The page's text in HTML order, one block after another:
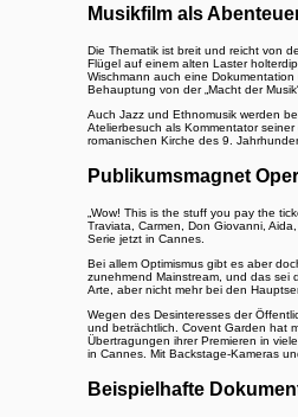
Musikfilm als
Die Thematik ist breit und reicht von
Flügel auf einem alten Laster
Wischmann auch eine
Behauptung von der „Macht der
Auch Jazz und Ethnomusik werden
Atelierbesuch als Kommentator
romanischen Kirche des 9.
Publikumsmagnet Oper
„Wow! This is the stuff you pay the
Traviata, Carmen, Don Giovanni,
Serie jetzt in Cannes.
Bei allem Optimismus gibt es aber
zunehmend Mainstream, und das sei
Arte, aber nicht mehr bei den
Wegen des Desinteresses der
und beträchtlich. Covent Garden hat
Übertragungen ihrer Premieren in
in Cannes. Mit Backstage-Kameras
Beispielhafte